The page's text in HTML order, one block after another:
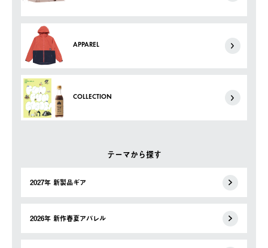
APPAREL
COLLECTION
テーマから探す
2027年 新製品ギア
2026年 新作春夏アパレル